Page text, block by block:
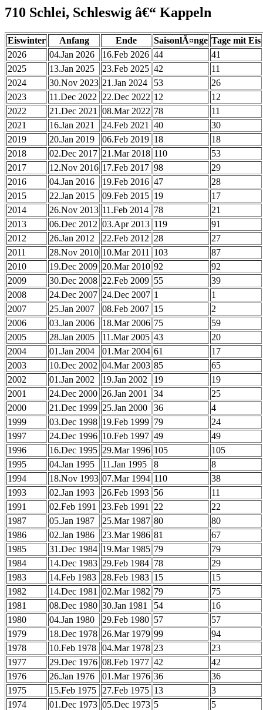
710 Schlei, Schleswig â€“ Kappeln
Eiswinter Anfang Ende SaisonlÃ¤nge Tage mit Eis
2026
04.Jan 2026 16.Feb 2026 44
41
2025
13.Jan 2025 23.Feb 2025 42
11
2024
30.Nov 2023 21.Jan 2024 53
26
2023
11.Dec 2022 22.Dec 2022 12
12
2022
21.Dec 2021 08.Mar 2022 78
11
2021
16.Jan 2021 24.Feb 2021 40
30
2019
20.Jan 2019 06.Feb 2019 18
18
2018
02.Dec 2017 21.Mar 2018 110
53
2017
12.Nov 2016 17.Feb 2017 98
29
2016
04.Jan 2016 19.Feb 2016 47
28
2015
22.Jan 2015 09.Feb 2015 19
17
2014
26.Nov 2013 11.Feb 2014 78
21
2013
06.Dec 2012 03.Apr 2013 119
91
2012
26.Jan 2012 22.Feb 2012 28
27
2011
28.Nov 2010 10.Mar 2011 103
87
2010
19.Dec 2009 20.Mar 2010 92
92
2009
30.Dec 2008 22.Feb 2009 55
39
2008
24.Dec 2007 24.Dec 2007 1
1
2007
25.Jan 2007 08.Feb 2007 15
2
2006
03.Jan 2006 18.Mar 2006 75
59
2005
28.Jan 2005 11.Mar 2005 43
20
2004
01.Jan 2004 01.Mar 2004 61
17
2003
10.Dec 2002 04.Mar 2003 85
65
2002
01.Jan 2002 19.Jan 2002 19
19
2001
24.Dec 2000 26.Jan 2001 34
25
2000
21.Dec 1999 25.Jan 2000 36
4
1999
03.Dec 1998 19.Feb 1999 79
24
1997
24.Dec 1996 10.Feb 1997 49
49
1996
16.Dec 1995 29.Mar 1996 105
105
1995
04.Jan 1995 11.Jan 1995 8
8
1994
18.Nov 1993 07.Mar 1994 110
38
1993
02.Jan 1993 26.Feb 1993 56
11
1991
02.Feb 1991 23.Feb 1991 22
22
1987
05.Jan 1987 25.Mar 1987 80
80
1986
02.Jan 1986 23.Mar 1986 81
67
1985
31.Dec 1984 19.Mar 1985 79
79
1984
14.Dec 1983 29.Feb 1984 78
29
1983
14.Feb 1983 28.Feb 1983 15
15
1982
14.Dec 1981 02.Mar 1982 79
75
1981
08.Dec 1980 30.Jan 1981 54
16
1980
04.Jan 1980 29.Feb 1980 57
57
1979
18.Dec 1978 26.Mar 1979 99
94
1978
10.Feb 1978 04.Mar 1978 23
23
1977
29.Dec 1976 08.Feb 1977 42
42
1976
26.Jan 1976 01.Mar 1976 36
36
1975
15.Feb 1975 27.Feb 1975 13
3
1974
01.Dec 1973 05.Dec 1973 5
5